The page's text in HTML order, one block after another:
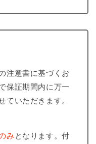
注意書に基づくお
保証期間内に万一
ていただきます。
み となります。付